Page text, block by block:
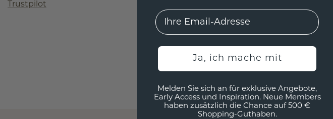
Trustpilot
EMail
Ja, ich mache mit
Melden Sie sich an für exklusive Angebote,
Early Access und Inspiration. Neue Members
haben zusätzlich die Chance auf 500 €
Shopping-Guthaben.